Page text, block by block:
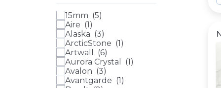
Equipe (10
Etile ( 3
Fap (22)
Geotiles (2)
Grespania (
Kerama Marazzi (
Kerranova (
L Antic Colonial (
15mm (5)
Aire (1)
Alaska (3)
ArcticStone (1)
Artwall (6)
Aurora Crystal (1)
Avalon (3)
Avantgarde (1)